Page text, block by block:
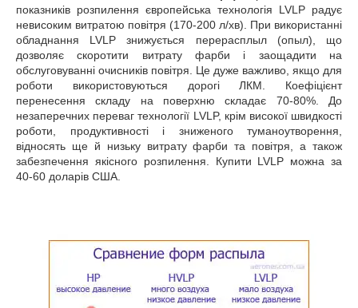
показників розпилення європейська технологія LVLP радує
невисоким витратою повітря (170-200 л/хв). При використанні
обладнання LVLP знижується перерасплыл (опыл), що
дозволяє скоротити витрату фарби і заощадити на
обслуговуванні очисників повітря. Це дуже важливо, якщо для
роботи використовуються дорогі ЛКМ. Коефіцієнт
перенесення складу на поверхню складає 70-80%. До
незаперечних переваг технології LVLP, крім високої швидкості
роботи, продуктивності і зниженого туманоутворення,
відносять ще й низьку витрату фарби та повітря, а також
забезпечення якісного розпилення. Купити LVLP можна за
40-60 доларів США.